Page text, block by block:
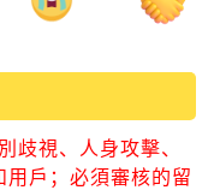
歧視、人身攻擊、
戶；必須審核的留